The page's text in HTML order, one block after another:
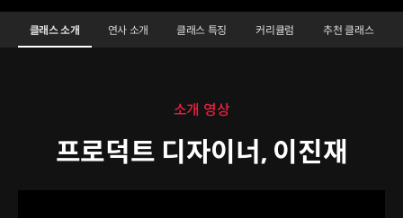
프로덕트디자이너 이진재 Details
Configuration Information Shortcuts
클래스 소개 연사 소개 클래스 특징 커리큘럼 추천 클래스
소개 영상
프로덕트 디자이너, 이진재